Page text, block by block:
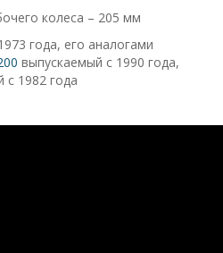
колеса – 205 мм
года, его аналогами
выпускаемый с 1990 года,
с 1982 года